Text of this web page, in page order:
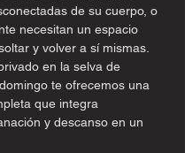
de su cuerpo, o
necesitan un espacio
y volver a sí mismas.
en la selva de
te ofrecemos una
que integra
y descanso en un